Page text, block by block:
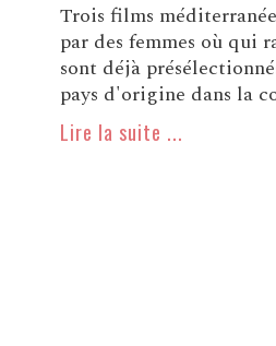
Trois films
par des femmes où qui
sont déjà
pays d'origine dans la
Lire la suite ...